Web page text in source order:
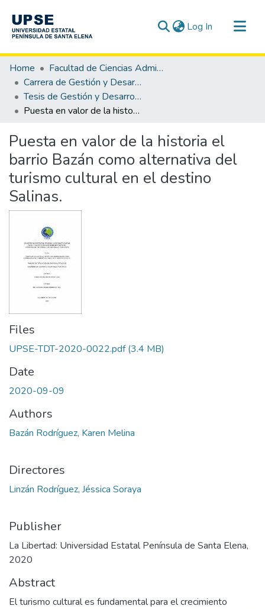
Log In (current)
Communities & Collections
All of DSpace
Statistics
Home
Facultad de Ciencias Administrativas
Carrera de Gestión y Desarrollo Turístico
Tesis de Gestión y Desarrollo Turístico
Puesta en valor de la historia el barrio Bazán como alternativa del turismo cultural en el destino Salinas.
Puesta en valor de la historia el
barrio Bazán como alternativa del
turismo cultural en el destino
Salinas.
Files
UPSE-TDT-2020-0022.pdf(3.4 MB)
Date
2020-09-09
Authors
Bazán Rodríguez, Karen Melina
Directores
Linzán Rodríguez, Jéssica Soraya
Publisher
La Libertad: Universidad Estatal Península de Santa Elena,
2020
Abstract
El turismo cultural es fundamental para el crecimiento